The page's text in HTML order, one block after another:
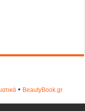
• ΒeautyΒook.gr